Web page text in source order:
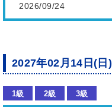
2026/09/24
2027年02月14日(日)
1級 2級 3級